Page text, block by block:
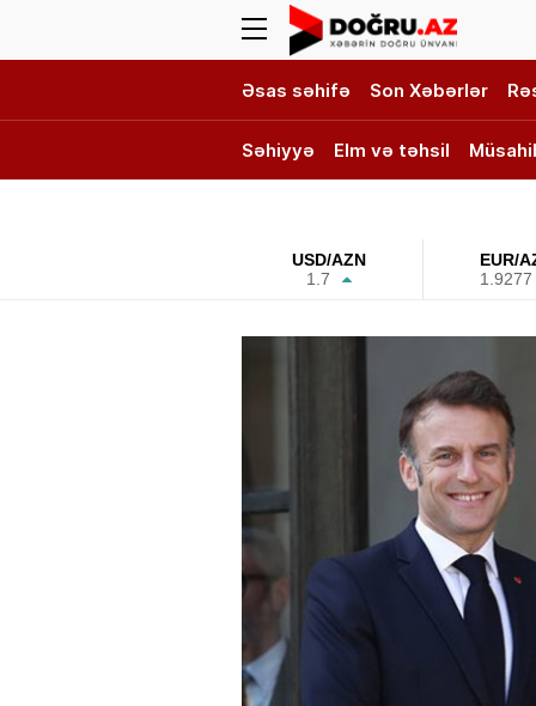
Əsas səhifə Son Xəbərlər
Səhiyyə Elm və təhsil
USD/AZN
1.7
EUR/
1.9277